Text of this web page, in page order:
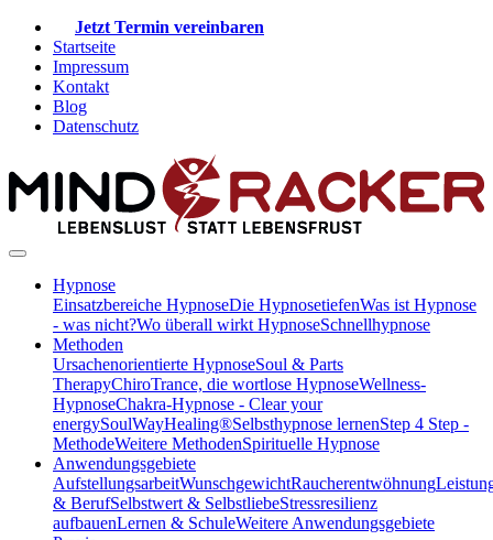
Jetzt Termin vereinbaren
Startseite
Impressum
Kontakt
Blog
Datenschutz
Hypnose
Einsatzbereiche HypnoseDie HypnosetiefenWas ist Hypnose
- was nicht?Wo überall wirkt HypnoseSchnellhypnose
Methoden
Ursachenorientierte HypnoseSoul & Parts
TherapyChiroTrance, die wortlose HypnoseWellness-
HypnoseChakra-Hypnose - Clear your
energySoulWayHealing®Selbsthypnose lernenStep 4 Step -
MethodeWeitere MethodenSpirituelle Hypnose
Anwendungsgebiete
AufstellungsarbeitWunschgewichtRaucherentwöhnung
& BerufSelbstwert & SelbstliebeStressresilienz
aufbauenLernen & SchuleWeitere Anwendungsgebiete